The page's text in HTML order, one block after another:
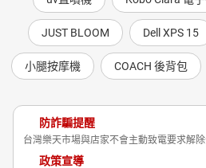
JUST BLOOM Dell XPS 15
小腿按摩機 COACH 後背包
防詐騙提醒
台灣樂天市場與店家不會主動致電要求解
政策宣導